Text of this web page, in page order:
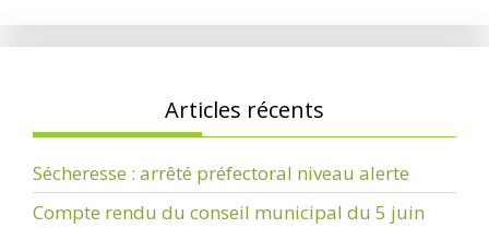
Articles récents
Sécheresse : arrêté préfectoral niveau alerte
Compte rendu du conseil municipal du 5 juin